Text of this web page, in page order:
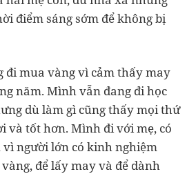
điểm sáng sớm để không bị
đi mua vàng vì cảm thấy may
năm. Mình vẫn đang đi học
dù làm gì cũng thấy mọi thứ
và tốt hơn. Mình đi với mẹ, có
vì người lớn có kinh nghiệm
để lấy may và để dành